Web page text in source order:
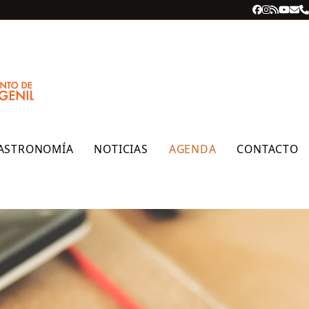
Facebook
RSS
NOTICIAS AGENDA CONTACTO